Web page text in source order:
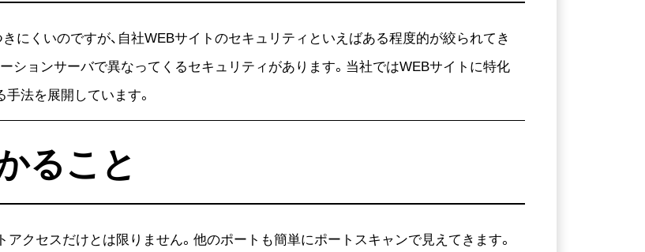
にくいのですが、自社WEBサイトのセキュリティといえばある程度的が絞られてき
ションサーバで異なってくるセキュリティがあります。当社ではWEBサイトに特化
法を展開しています。
ること
クセスだけとは限りません。他のポートも簡単にポートスキャンで見えてきます。